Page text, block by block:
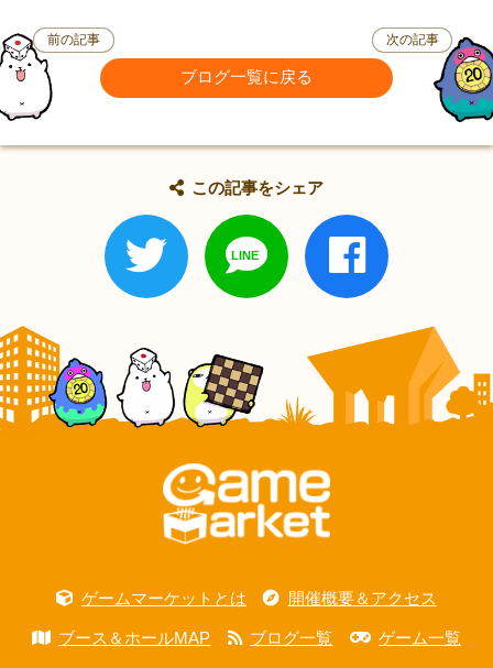
前の記事
ブログ一覧に戻る
次の記事
この記事をシェア
ゲームマーケットとは 開催概要＆アクセス
ブース＆ホールMAP ブログ一覧 ゲーム一覧